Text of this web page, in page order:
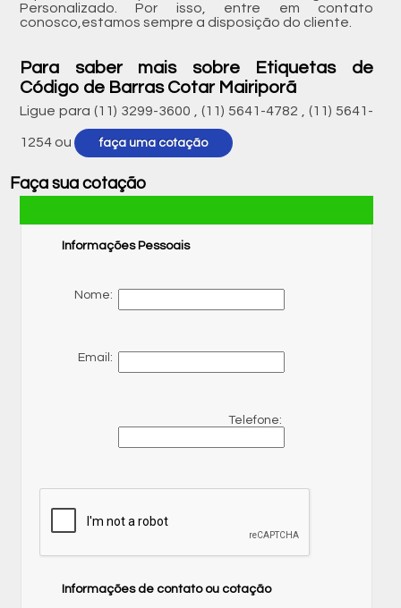
Personalizado. Por isso, entre em contato
conosco,estamos sempre a disposição do cliente.
Para saber mais sobre Etiquetas de
Código de Barras Cotar Mairiporã
Ligue para (11) 3299-3600 ,(11) 5641-4782 ,(11) 5641-
1254 ou faça uma cotação
Faça sua cotação
Informações Pessoais
Nome:
Email:
Telefone:
Informações de contato ou cotação